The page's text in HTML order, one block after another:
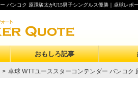
バンコク 原澤駿太がU15男子シングルス優勝｜卓球レポ
おもしろ記事
> 卓球 WTTユーススターコンテンダー バンコク